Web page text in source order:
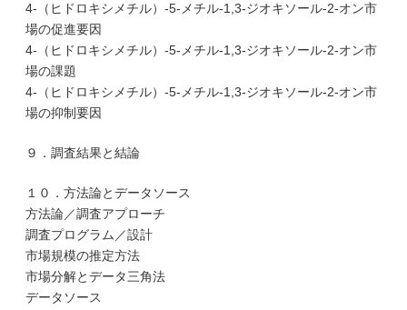
4-（ヒドロキシメチル）-5-メチル-1,3-ジオキソール-2-オン市
場の促進要因
4-（ヒドロキシメチル）-5-メチル-1,3-ジオキソール-2-オン市
場の課題
4-（ヒドロキシメチル）-5-メチル-1,3-ジオキソール-2-オン市
場の抑制要因
９．調査結果と結論
１０．方法論とデータソース
方法論／調査アプローチ
調査プログラム／設計
市場規模の推定方法
市場分解とデータ三角法
データソース